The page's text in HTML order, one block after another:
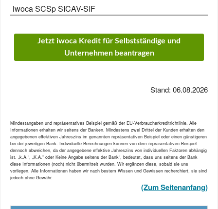
iwoca SCSp SICAV-SIF
Jetzt iwoca Kredit für Selbstständige und
Unternehmen beantragen
Stand: 06.08.2026
Mindestangaben und repräsentatives Beispiel gemäß der EU-Verbraucherkreditrichtlinie. Alle
Informationen erhalten wir seitens der Banken. Mindestens zwei Drittel der Kunden erhalten den
angegebenen effektiven Jahreszins im genannten repräsentativen Beispiel oder einen günstigeren
bei der jeweiligen Bank. Individuelle Berechnungen können von dem repräsentativen Beispiel
dennoch abweichen, da der angegebene effektive Jahreszins von individuellen Faktoren abhängig
ist. „k.A.“, „K.A.“ oder Keine Angabe seitens der Bank“, bedeutet, dass uns seitens der Bank
diese Informationen (noch) nicht übermittelt wurden. Wir ergänzen diese, sobald sie uns
vorliegen. Alle Informationen haben wir nach bestem Wissen und Gewissen recherchiert, sie sind
jedoch ohne Gewähr.
(Zum Seitenanfang)